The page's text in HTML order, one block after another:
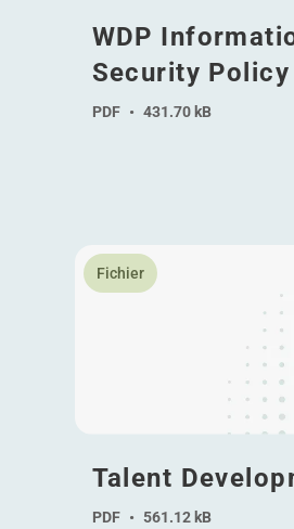
WDP
Security Policy
PDF • 431.70 kB
Fichier
Talent
PDF • 561.12 kB
En savoir plus Talent